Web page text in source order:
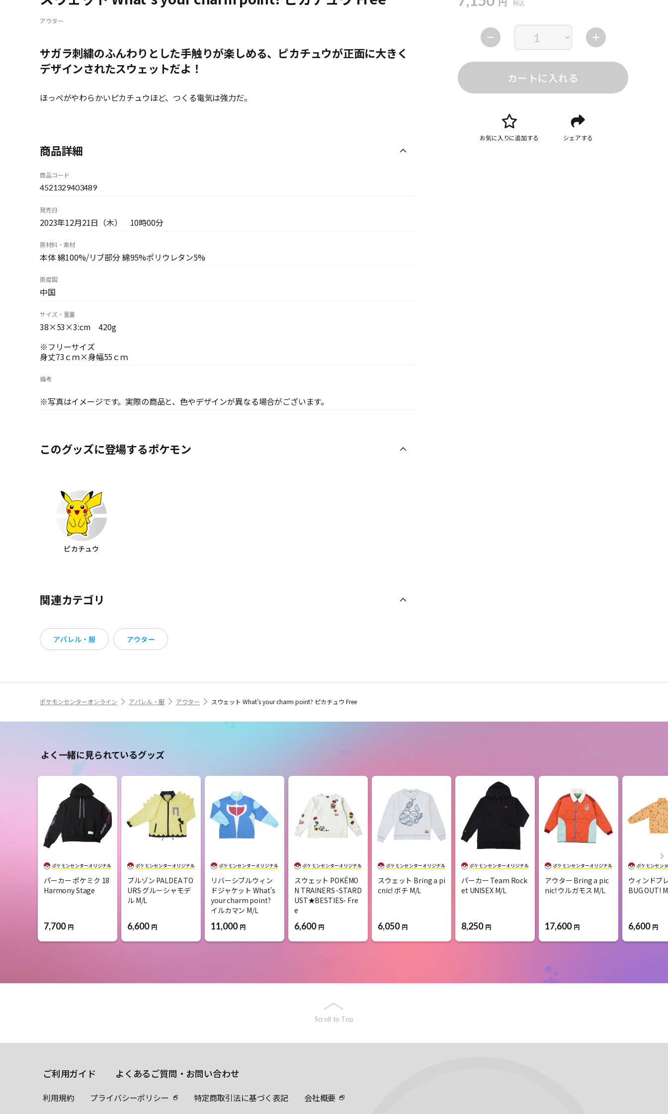
アウター
税込
カートに入れる
お気に入りに追加する シェアする
サガラ刺繍のふんわりとした手触りが楽しめる、ピカチュウが正面に大きく
デザインされたスウェットだよ！
ほっぺがやわらかいピカチュウほど、つくる電気は強力だ。
商品詳細
商品コード
4521329403489
発売日
2023年12月21日（木） 10時00分
原材料・素材
本体 綿100%/リブ部分 綿95%ポリウレタン5%
原産国
中国
サイズ・重量
38×53×3:cm 420g
※フリーサイズ
身丈73ｃｍ×身幅55ｃｍ
備考
※写真はイメージです。実際の商品と、色やデザインが異なる場合がございます。
このグッズに登場するポケモン
ピカチュウ
関連カテゴリ
アパレル・服 アウター
ポケモンセンターオンライン アパレル・服 アウター スウェット What’s your charm point? ピカチュウ Free
よく一緒に見られているグッズ
パーカー ポケミク 18
Harmony Stage
7,700 円
ブルゾン PALDEA TO
URS グルーシャモデ
ル M/L
6,600 円
リバーシブルウィン
ドジャケット What’s
your charm point?
イルカマン M/L
11,000 円
スウェット POKÉMO
N TRAINERS -STARD
UST★BESTIES- Fre
e
6,600 円
スウェット Bring a pi
cnic! ボチ M/L
6,050 円
パーカー Team Rock
et UNISEX M/L
8,250 円
アウター Bring a pic
nic! ウルガモス M/L
17,600 円
ウィンドブ
BUG OUT!
6,600 円
Scroll to Top
ご利用ガイド よくあるご質問・お問い合わせ
利用規約 プライバシーポリシー 特定商取引法に基づく表記 会社概要